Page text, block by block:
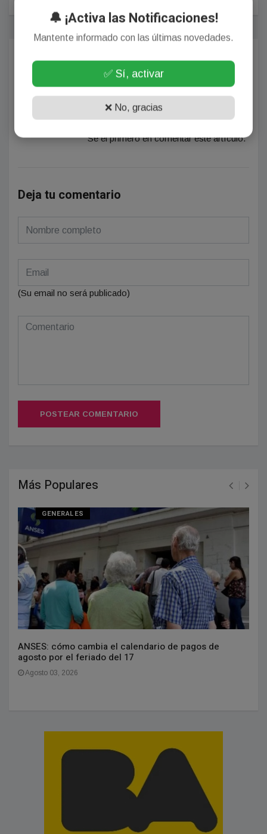
Comentarios
¡Sin comentarios aún!
Se el primero en comentar este artículo.
Deja tu comentario
(Su email no será publicado)
POSTEAR COMENTARIO
Más Populares
GENERALES
ANSES: cómo cambia el calendario de pagos de
agosto por el feriado del 17
Agosto 03, 2026
🔔 ¡Activa las Notificaciones!
Mantente informado con las últimas novedades.
✅ Sí, activar
❌ No, gracias